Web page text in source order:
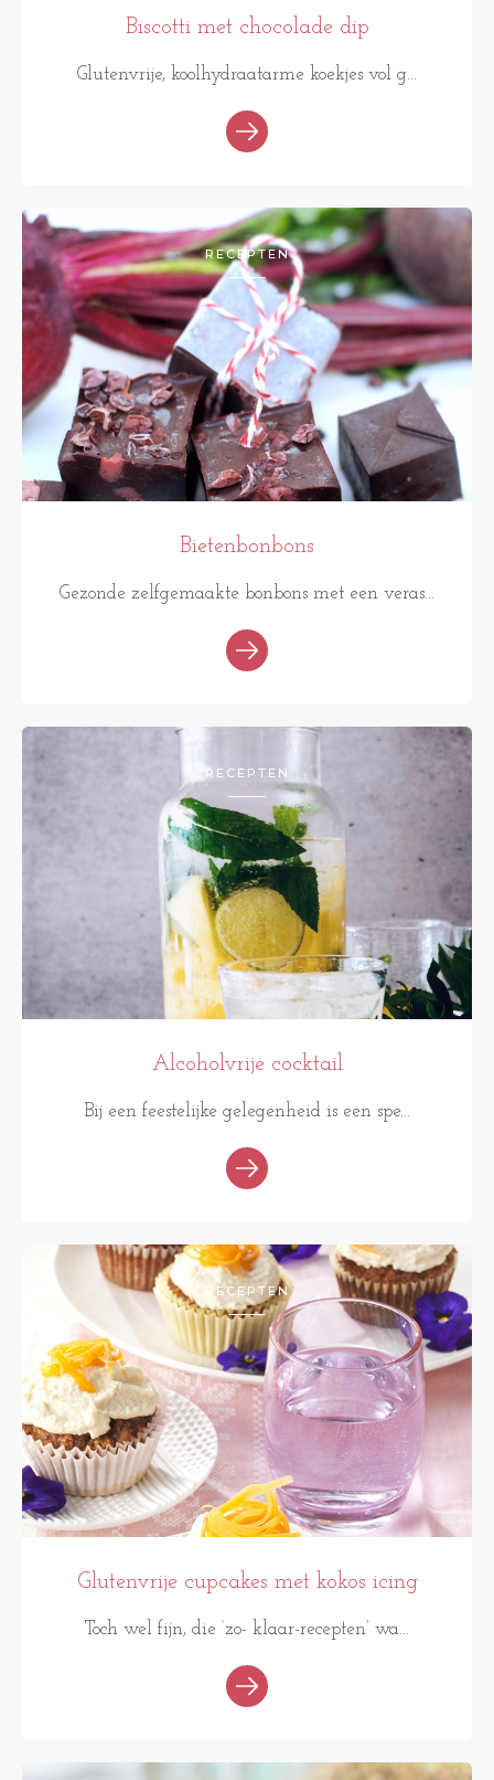
Biscotti met chocolade dip
Glutenvrije, koolhydraatarme koekjes vol g...
RECEPTEN
Bietenbonbons
Gezonde zelfgemaakte bonbons met een veras...
RECEPTEN
Alcoholvrije cocktail
Bij een feestelijke gelegenheid is een spe...
RECEPTEN
Glutenvrije cupcakes met kokos icing
Toch wel fijn, die ‘zo- klaar-recepten’ wa...